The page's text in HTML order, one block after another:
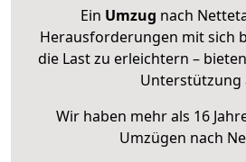
Ein Umzug nach
Herausforderungen mit sich
die Last zu erleichtern –
Unterstützung
Wir haben mehr als 16
Umzügen nach